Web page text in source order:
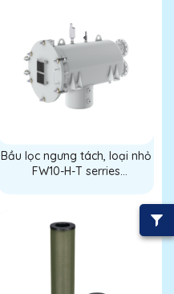
Bầu lọc ngưng tách, loại nhỏ
FW10-H-T serries